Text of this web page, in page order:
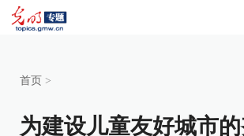
首页 >
为建设儿童友好城市